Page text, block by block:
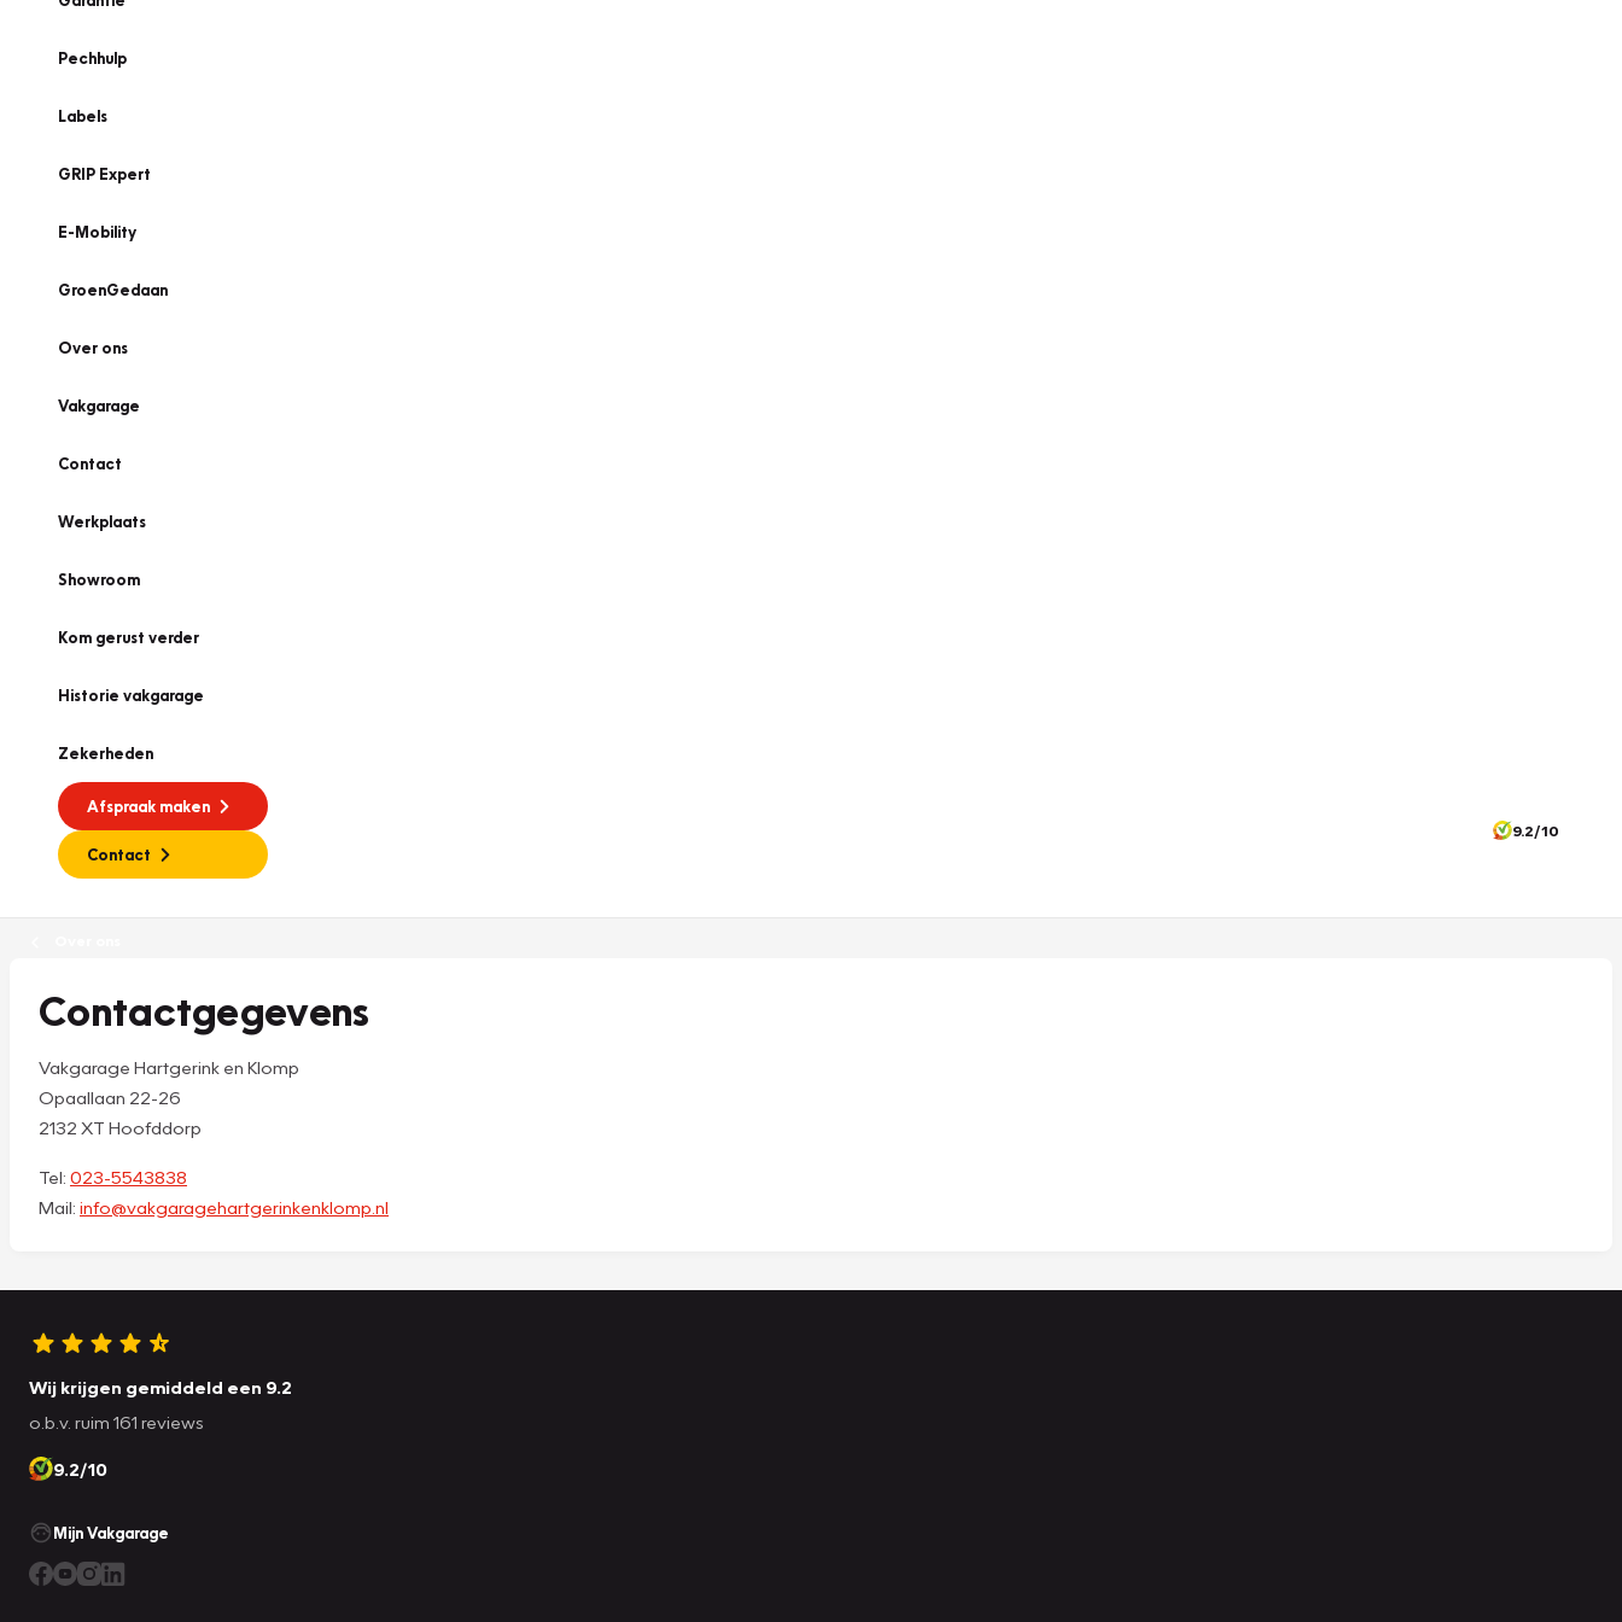
Pechhulp
Labels
GRIP Expert
E-Mobility
GroenGedaan
Over ons
Vakgarage
Contact
Werkplaats
Showroom
Kom gerust verder
Historie vakgarage
Zekerheden
Afspraak maken
Contact
9.2/10
Contactgegevens
Vakgarage Hartgerink en Klomp
Opaallaan 22-26
2132 XT Hoofddorp
Tel: 023-5543838
Mail: info@vakgaragehartgerinkenklomp.nl
Wij krijgen gemiddeld een 9.2
o.b.v. ruim 161 reviews
9.2/10
Mijn Vakgarage